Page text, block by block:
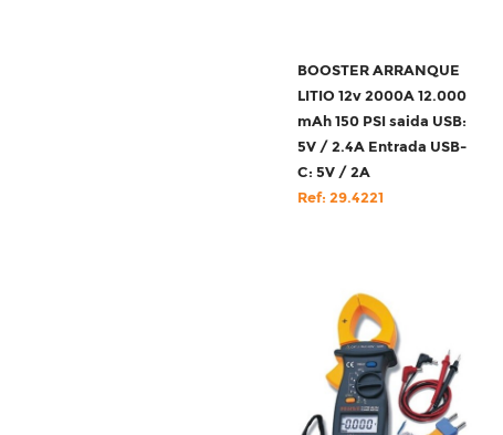
BOOSTER ARRANQUE
LITIO 12v 2000A 12.000
mAh 150 PSI saida USB:
5V / 2.4A Entrada USB-
C: 5V / 2A
Ref: 29.4221